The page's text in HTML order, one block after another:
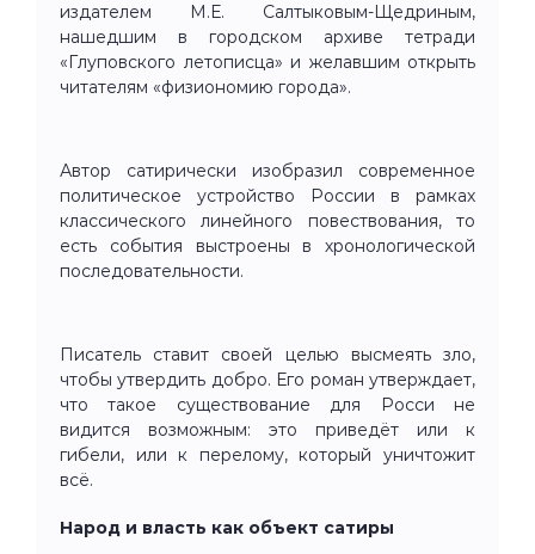
издателем М.Е. Салтыковым-Щедриным,
нашедшим в городском архиве тетради
«Глуповского летописца» и желавшим открыть
читателям «физиономию города».
Автор сатирически изобразил современное
политическое устройство России в рамках
классического линейного повествования, то
есть события выстроены в хронологической
последовательности.
Писатель ставит своей целью высмеять зло,
чтобы утвердить добро. Его роман утверждает,
что такое существование для Росси не
видится возможным: это приведёт или к
гибели, или к перелому, который уничтожит
всё.
Народ и власть как объект сатиры